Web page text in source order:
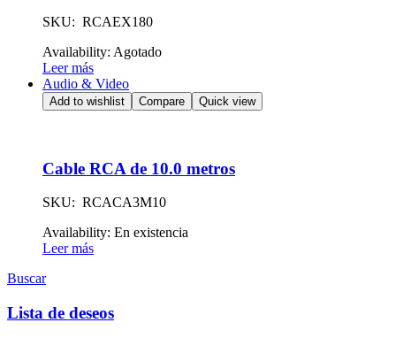
SKU: RCAEX180
Availability: Agotado
Leer más
Audio & Video
Add to wishlist Compare Quick view
Cable RCA de 10.0 metros
SKU: RCACA3M10
Availability: En existencia
Leer más
Buscar
Lista de deseos